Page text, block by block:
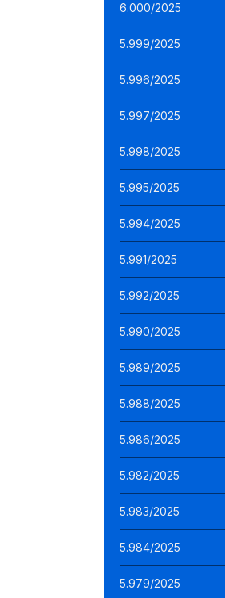
6.000/2025
5.999/2025
5.996/2025
5.997/2025
5.998/2025
5.995/2025
5.994/2025
5.991/2025
5.992/2025
5.990/2025
5.989/2025
5.988/2025
5.986/2025
5.982/2025
5.983/2025
5.984/2025
5.979/2025